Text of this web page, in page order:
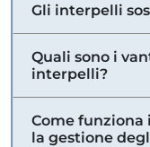
Gli interpelli
Quali sono i
interpelli?
Come funziona
la gestione